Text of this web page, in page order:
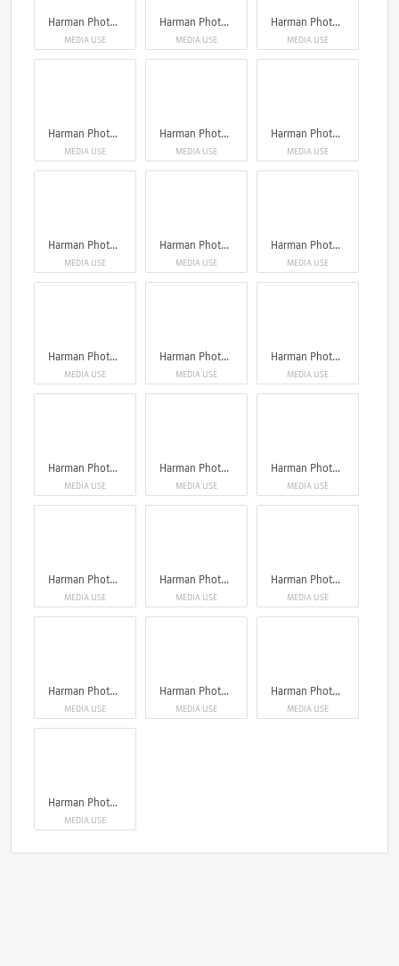
Harman Photo_ Phoenix 200
MEDIA USE
Harman Photo_ Phoenix 200
MEDIA USE
Harman Photo_ Phoenix 200
MEDIA USE
Harman Photo_ Phoenix 200
MEDIA USE
Harman Photo_ Phoenix 200
MEDIA USE
Harman Photo_ Phoenix 200
MEDIA USE
Harman Photo_ Phoenix 200
MEDIA USE
Harman Photo_ Phoenix 200
MEDIA USE
Harman Photo_ Phoenix 200
MEDIA USE
Harman Photo_ Phoenix 200
MEDIA USE
Harman Photo_ Phoenix 200
MEDIA USE
Harman Photo_ Phoenix 200
MEDIA USE
Harman Photo_ Phoenix 200
MEDIA USE
Harman Photo_ Phoenix 200
MEDIA USE
Harman Photo_ Phoenix 200
MEDIA USE
Harman Photo_ Phoenix 200
MEDIA USE
Harman Photo_ Phoenix 200
MEDIA USE
Harman Photo_ Phoenix 200
MEDIA USE
Harman Photo_ Phoenix 200
MEDIA USE
Harman Photo_ Phoenix 200
MEDIA USE
Harman Photo_ Phoenix 200
MEDIA USE
Harman Photo_ Phoenix 200
MEDIA USE